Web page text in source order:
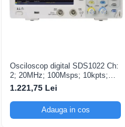
Osciloscop digital SDS1022 Ch:
2; 20MHz; 100Msps; 10kpts;
LCD 7"S; 15W care dispune de
Triggering avansat
1.221,75 Lei
Adauga in cos